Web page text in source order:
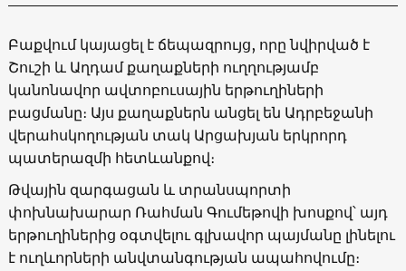
Բաքվում կայացել է ճեպազրույց, որը նվիրված է
Շուշի և Աղդամ քաղաքների ուղղությամբ
կանոնավոր ավտոբուսային երթուղիների
բացմանը։ Այս քաղաքներն անցել են Ադրբեջանի
վերահսկողության տակ Արցախյան երկրորդ
պատերազմի հետևանքով։
Թվային զարգացան և տրանսպորտի
փոխնախարար Ռահման Գումեթովի խոսքով՝ այդ
երթուղիներից օգտվելու գլխավոր պայմանը լինելու
է ուղևորների անվտանգության ապահովումը։